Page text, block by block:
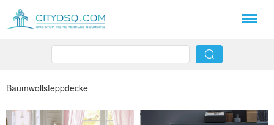
Baumwollsteppdecke